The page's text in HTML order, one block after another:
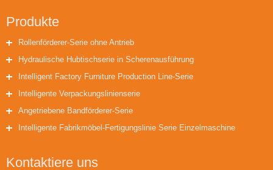
Produkte
Rollenförderer-Serie ohne Antrieb
Hydraulische Hubtischserie in Scherenausführung
Intelligent Factory Furniture Production Line-Serie
Intelligente Verpackungslinienserie
Angetriebene Bandförderer-Serie
Intelligente Fabrikmöbel-Fertigungslinie Serie Einzelmaschine
Kontaktiere uns